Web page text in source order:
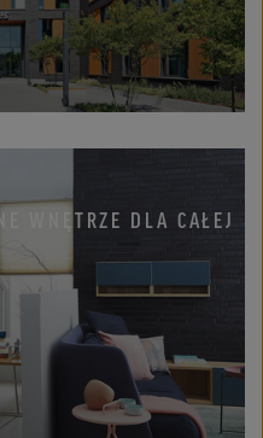
WNĘTRZE DLA CAŁEJ